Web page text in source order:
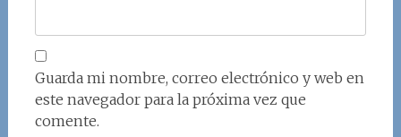
Guarda mi nombre, correo electrónico y web en
este navegador para la próxima vez que
comente.